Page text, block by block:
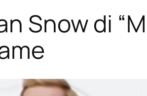
Snow di